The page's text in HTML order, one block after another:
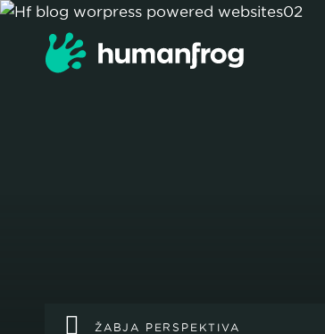
ŽABJA PERSPEKTIVA